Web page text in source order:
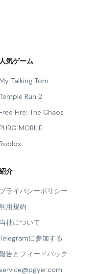
人気ゲーム
Talking Tom
Temple Run 2
Fire: The Chaos
MOBILE
介
プライバシーポリシー
用規約
当社について
Telegramに参加する
告とフィードバック